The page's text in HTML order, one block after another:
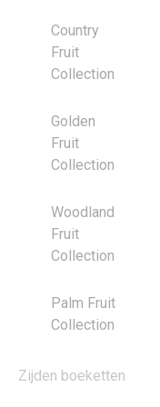
Country
Fruit
Collection
Golden
Fruit
Collection
Woodland
Fruit
Collection
Palm Fruit
Collection
Zijden boeketten